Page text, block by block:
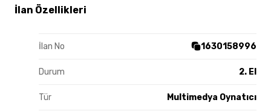
İlan Özellikleri
İlan No 1630158996
Durum 2. El
Tür Multimedya Oynatıcı